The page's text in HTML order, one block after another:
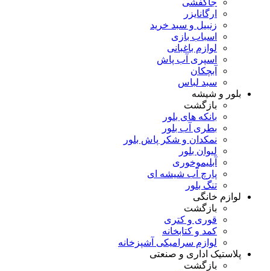
جاکفشی
ارگانایزر
زنبیل و سبد خرید
اسباب بازی
لوازم باغبانی
اسپری آب پاش
آبچکان
سبد لباس
بلور و شیشه
بازگشت
بانکه های بلور
بطری آب بلور
نمکدان و شکر پاش بلور
لیوان بلور
آبلیموخوری
پارچ آب شیشه ای
تنگ بلور
لوازم خانگی
بازگشت
قوری و کتری
کمد و کتابخانه
لوازم سرامیکی آشپزخانه
پلاستیک اداری و صنعتی
بازگشت